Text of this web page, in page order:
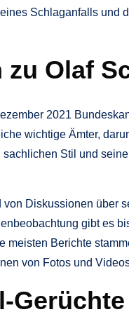
Schlaganfalls und
Olaf
2021
wichtige Ämter,
Stil und
Diskussionen über
gibt es
meisten Berichte
von Fotos und
Gerüchte